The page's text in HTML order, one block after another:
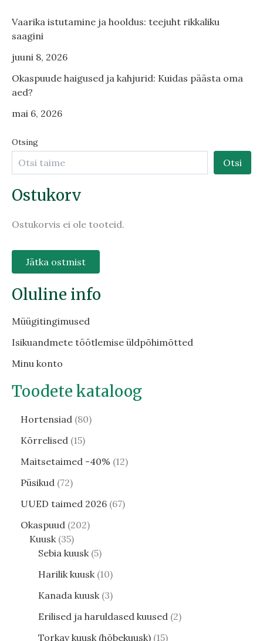
Vaarika istutamine ja hooldus: teejuht rikkaliku
saagini
juuni 8, 2026
Okaspuude haigused ja kahjurid: Kuidas päästa oma
aed?
mai 6, 2026
Otsing
Otsi
Ostukorv
Ostukorvis ei ole tooteid.
Jätka ostmist
Oluline info
Müügitingimused
Isikuandmete töötlemise üldpõhimõtted
Minu konto
Toodete kataloog
Hortensiad 80
Kõrrelised 15
Maitsetaimed -40% 12
Püsikud 72
UUED taimed 2026 67
Okaspuud 202
Kuusk 35
Sebia kuusk 5
Harilik kuusk 10
Kanada kuusk 3
Erilised ja haruldased kuused 2
Torkav kuusk (hõbekuusk) 15